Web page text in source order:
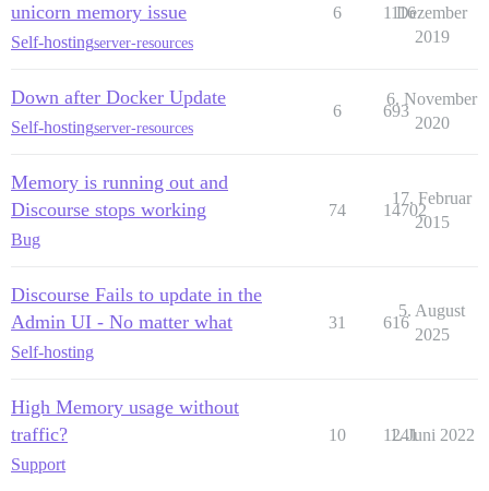
unicorn memory issue
Self-hostingserver-resources
6 1116
Dezember
2019
Down after Docker Update
Self-hostingserver-resources
6 693
6. November
2020
Memory is running out and
Discourse stops working
Bug
74 14702
17. Februar
2015
Discourse Fails to update in the
Admin UI - No matter what
Self-hosting
31 616
5. August
2025
High Memory usage without
traffic?
Support
10 1241
1. Juni 2022